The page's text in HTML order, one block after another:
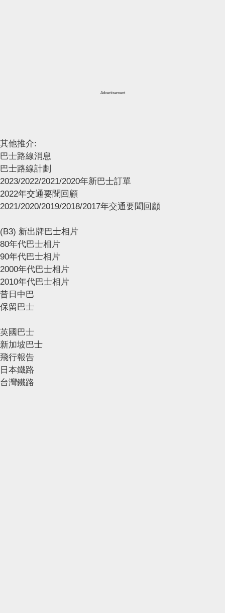
Advertisement
其他推介:
巴士路線消息
巴士路線計劃
2023/2022/2021/2020年新巴士訂單
2022年交通要聞回顧
2021/2020/2019/2018/2017年交通要聞回顧
(B3) 新出牌巴士相片
80年代巴士相片
90年代巴士相片
2000年代巴士相片
2010年代巴士相片
昔日中巴
保留巴士
英國巴士
新加坡巴士
飛行報告
日本鐵路
台灣鐵路